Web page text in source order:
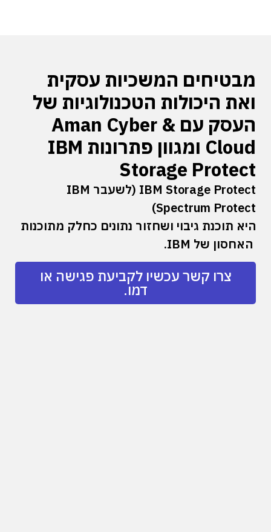
מבטיחים המשכיות עסקית
ואת היכולות הטכנולוגיות של
העסק עם Aman Cyber &
Cloud ומגוון פתרונות IBM
Storage Protect
IBM Storage Protect (לשעבר IBM
Spectrum Protect)
היא תוכנת גיבוי ושחזור נתונים כחלק מתוכנות
האחסון של IBM.
צרו קשר עכשיו לקביעת פגישה או
דמו.